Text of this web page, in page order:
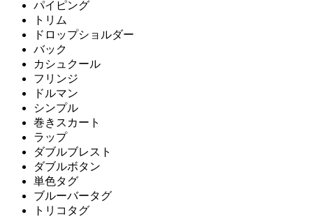
パイピング
トリム
ドロップショルダー
バック
カシュクール
フリンジ
ドルマン
シンプル
巻きスカート
ラップ
ダブルブレスト
ダブルボタン
単色タグ
ブルーバータグ
トリコタグ